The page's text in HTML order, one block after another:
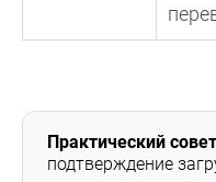
Практический
подтверждение